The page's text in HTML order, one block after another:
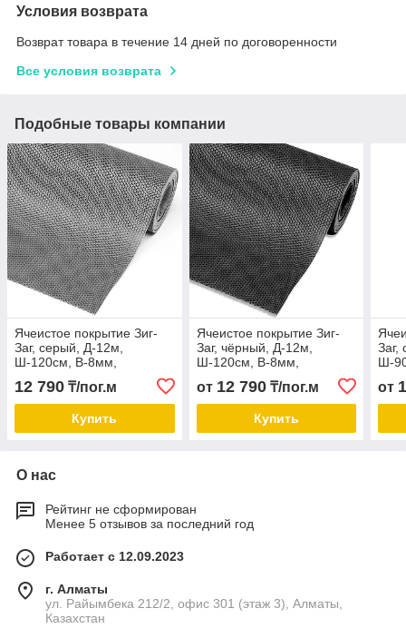
Условия возврата
Возврат товара в течение 14 дней по договоренности
Все условия возврата
Подобные товары компании
Ячеистое покрытие Зиг-
Заг, серый, Д-12м,
Ш-120см, В-8мм,
12 790 ₸/пог.м
Купить
Ячеистое покрытие Зиг-
Заг, чёрный, Д-12м,
Ш-120см, В-8мм,
от 12 790₸/пог.м
Купить
Заг,
Ш-
от
О нас
Рейтинг не сформирован
Менее 5 отзывов за последний год
Работает с 12.09.2023
г. Алматы
ул. Райымбека 212/2, офис 301 (этаж 3), Алматы,
Казахстан